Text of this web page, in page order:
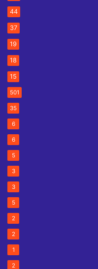
44
37
19
18
15
501
35
6
6
5
3
3
5
2
2
1
2